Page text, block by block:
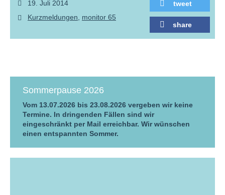
tweet
share
19. Juli 2014
Kurzmeldungen
monitor 65
Sommerpause 2026
Vom 13.07.2026 bis 23.08.2026 vergeben wir keine
Termine. In dringenden Fällen sind wir
eingeschränkt per Mail erreichbar. Wir wünschen
einen entspannten Sommer.